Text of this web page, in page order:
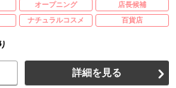
オープニング
店長候補
ナチュラルコスメ 百貨店
詳細を見る